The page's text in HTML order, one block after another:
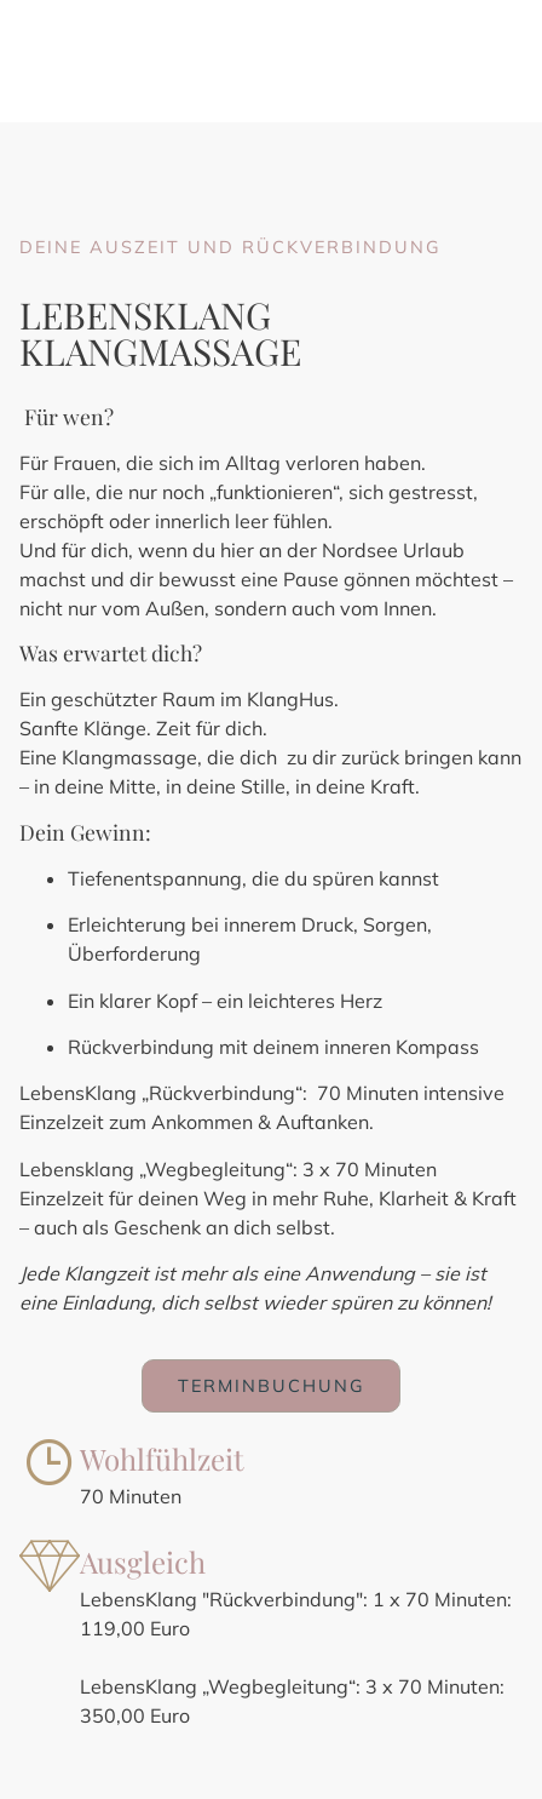
DEINE AUSZEIT UND RÜCKVERBINDUNG
LEBENSKLANG
KLANGMASSAGE
Für wen?
Für Frauen, die sich im Alltag verloren haben.
Für alle, die nur noch „funktionieren“, sich gestresst,
erschöpft oder innerlich leer fühlen.
Und für dich, wenn du hier an der Nordsee Urlaub
machst und dir bewusst eine Pause gönnen möchtest –
nicht nur vom Außen, sondern auch vom Innen.
Was erwartet dich?
Ein geschützter Raum im KlangHus.
Sanfte Klänge. Zeit für dich.
Eine Klangmassage, die dich zu dir zurück bringen kann
– in deine Mitte, in deine Stille, in deine Kraft.
Dein Gewinn:
Tiefenentspannung, die du spüren kannst
Erleichterung bei innerem Druck, Sorgen,
Überforderung
Ein klarer Kopf – ein leichteres Herz
Rückverbindung mit deinem inneren Kompass
LebensKlang „Rückverbindung“: 70 Minuten intensive
Einzelzeit zum Ankommen & Auftanken.
Lebensklang „Wegbegleitung“: 3 x 70 Minuten
Einzelzeit für deinen Weg in mehr Ruhe, Klarheit & Kraft
– auch als Geschenk an dich selbst.
Jede Klangzeit ist mehr als eine Anwendung – sie ist
eine Einladung, dich selbst wieder spüren zu können!
TERMINBUCHUNG
Wohlfühlzeit
70 Minuten
Ausgleich
LebensKlang "Rückverbindung": 1 x 70 Minuten:
119,00 Euro
LebensKlang „Wegbegleitung“: 3 x 70 Minuten:
350,00 Euro